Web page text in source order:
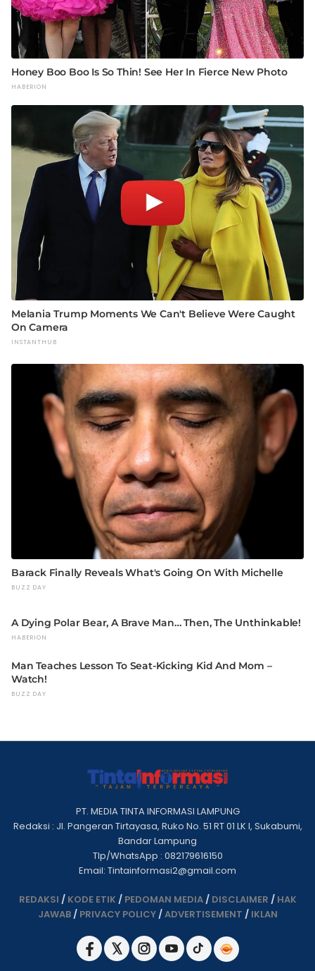
PT. MEDIA TINTA INFORMASI LAMPUNG
Redaksi : Jl. Pangeran Tirtayasa, Ruko No. 51 RT 01 LK I, Sukabumi,
Bandar Lampung
Tlp/WhatsApp : 082179616150
Email: Tintainformasi2@gmail.com
REDAKSI / KODE ETIK / PEDOMAN MEDIA/ DISCLAIMER / HAK
JAWAB/ PRIVACY POLICY/ADVERTISEMENT / IKLAN